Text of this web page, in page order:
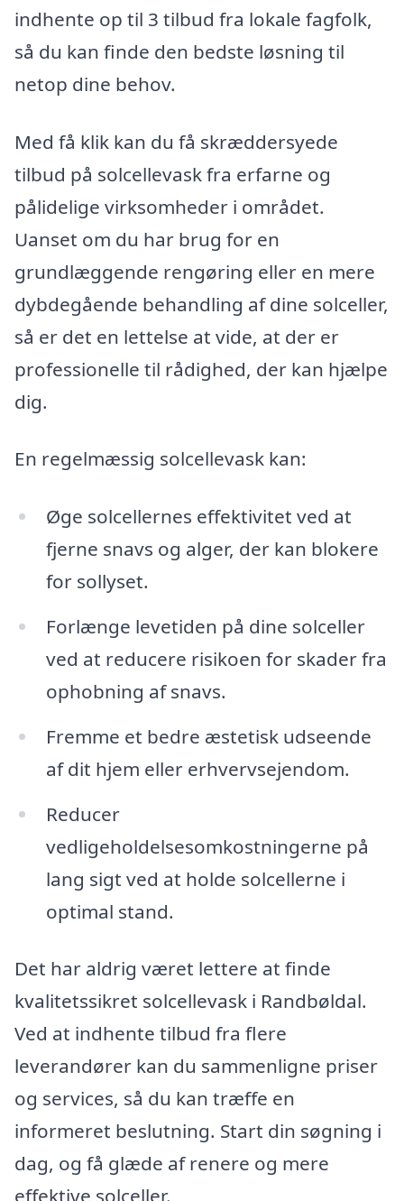
indhente op til 3 tilbud fra lokale fagfolk,
så du kan finde den bedste løsning til
netop dine behov.
Med få klik kan du få skræddersyede
tilbud på solcellevask fra erfarne og
pålidelige virksomheder i området.
Uanset om du har brug for en
grundlæggende rengøring eller en mere
dybdegående behandling af dine solceller,
så er det en lettelse at vide, at der er
professionelle til rådighed, der kan hjælpe
dig.
En regelmæssig solcellevask kan:
Øge solcellernes effektivitet ved at
fjerne snavs og alger, der kan blokere
for sollyset.
Forlænge levetiden på dine solceller
ved at reducere risikoen for skader fra
ophobning af snavs.
Fremme et bedre æstetisk udseende
af dit hjem eller erhvervsejendom.
Reducer
vedligeholdelsesomkostningerne på
lang sigt ved at holde solcellerne i
optimal stand.
Det har aldrig været lettere at finde
kvalitetssikret solcellevask i Randbøldal.
Ved at indhente tilbud fra flere
leverandører kan du sammenligne priser
og services, så du kan træffe en
informeret beslutning. Start din søgning i
dag, og få glæde af renere og mere